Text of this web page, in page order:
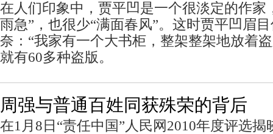
在人们印象中，贾平凹是一个很淡定的作家
雨急”，也很少“满面春风”。这时贾平凹眉
奈：“我家有一个大书柜，整架整架地放着
就有60多种盗版。
周强与普通百姓同获殊荣的背后
在1月8日“责任中国”人民网2010年度评选